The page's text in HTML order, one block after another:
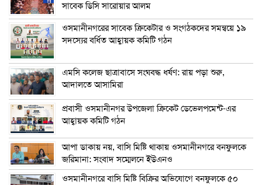
সাবেক ডিসি সারোয়ার আলম
ওসমানীনগরের সাবেক ক্রিকেটার ও সংগঠকদের সমন্বয়ে ১৯
সদস্যের বর্ধিত আহ্বায়ক কমিটি গঠন
এম‌সি কলেজ ছাত্রাবাসে সংঘবদ্ধ ধর্ষণ: রায় পড়া শুরু,
আদালতে আসামিরা
প্রবাসী ওসমানীনগর উপজেলা ক্রিকেট ডেভেলপমেন্ট-এর
আহ্বায়ক কমিটি গঠন
আপা ডাকায় নয়, বাসি মিষ্টি থাকায় ওসমানীনগরে বনফুলকে
জরিমানা: সংবাদ সম্মেলনে ইউএনও
ওসমানীনগরে বাসি মিষ্টি বিক্রির অভিযোগে বনফুলকে ৫০